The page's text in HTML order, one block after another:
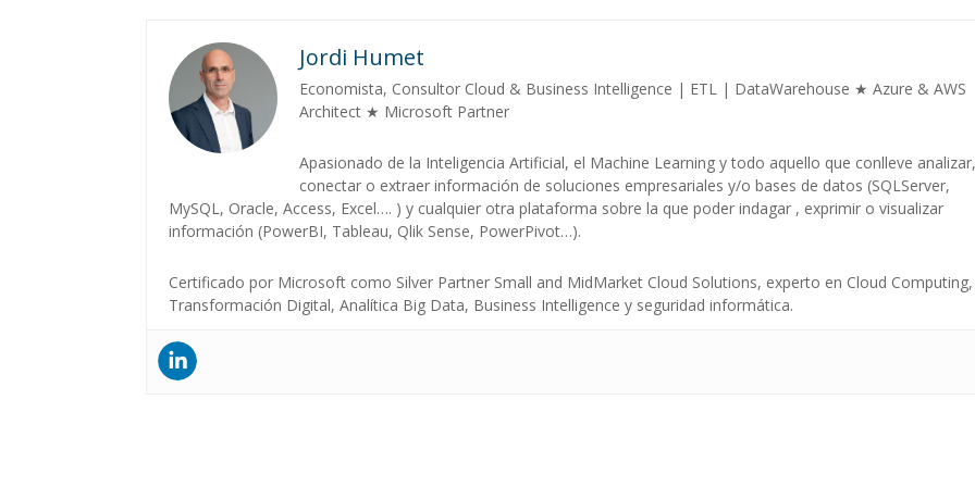
Jordi Humet
Economista, Consultor Cloud & Business Intelligence | ETL | DataWarehouse ★ Azure & AWS
Architect ★ Microsoft Partner
Apasionado de la Inteligencia Artificial, el Machine Learning y todo aquello que conlleve
conectar o extraer información de soluciones empresariales y/o bases de datos (SQLServer,
MySQL, Oracle, Access, Excel…. ) y cualquier otra plataforma sobre la que poder indagar , exprimir o visualizar
información (PowerBI, Tableau, Qlik Sense, PowerPivot…).
Certificado por Microsoft como Silver Partner Small and MidMarket Cloud Solutions, experto en Cloud Computing,
Transformación Digital, Analítica Big Data, Business Intelligence y seguridad informática.